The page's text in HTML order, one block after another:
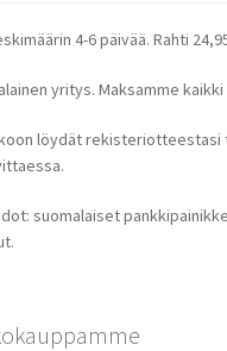
4-6 päivää. Rahti
yritys. Maksamme
löydät rekisteriotteestasi
suomalaiset